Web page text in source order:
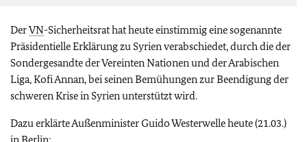
DerVN-Sicherheitsrat hat heute einstimmig eine sogenannte
Präsidentielle Erklärung zu Syrien verabschiedet, durch die der
Sondergesandte der Vereinten Nationen und der Arabischen
Liga, Kofi Annan, bei seinen Bemühungen zur Beendigung der
schweren Krise in Syrien unterstützt wird.
Dazu erklärte Außenminister Guido Westerwelle heute (21.03.)